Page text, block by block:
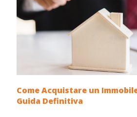
Come Acquistare un
Guida Definitiva